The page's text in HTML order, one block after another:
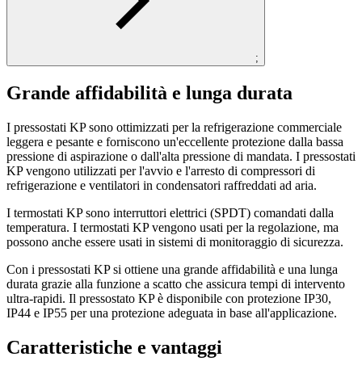
;
Grande affidabilità e lunga durata
I pressostati KP sono ottimizzati per la refrigerazione commerciale
leggera e pesante e forniscono un'eccellente protezione dalla bassa
pressione di aspirazione o dall'alta pressione di mandata. I pressostati
KP vengono utilizzati per l'avvio e l'arresto di compressori di
refrigerazione e ventilatori in condensatori raffreddati ad aria.
I termostati KP sono interruttori elettrici (SPDT) comandati dalla
temperatura. I termostati KP vengono usati per la regolazione, ma
possono anche essere usati in sistemi di monitoraggio di sicurezza.
Con i pressostati KP si ottiene una grande affidabilità e una lunga
durata grazie alla funzione a scatto che assicura tempi di intervento
ultra-rapidi. Il pressostato KP è disponibile con protezione IP30,
IP44 e IP55 per una protezione adeguata in base all'applicazione.
Caratteristiche e vantaggi